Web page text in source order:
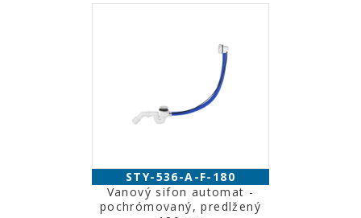
STY-536-A-F-180
Vanový sifon automat -
pochrómovaný, predlžený